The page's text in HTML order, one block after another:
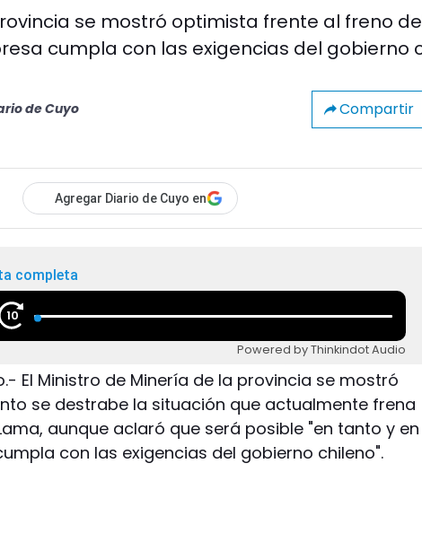
se mostró optimista frente al freno
cumpla con las exigencias del gobierno
de Cuyo Compartir
Agregar Diario de Cuyo en
completa
10
Powered by Thinkindot Audio
El Ministro de Minería de la provincia se mostró
se destrabe la situación que actualmente frena
aunque aclaró que será posible "en tanto y en
con las exigencias del gobierno chileno".